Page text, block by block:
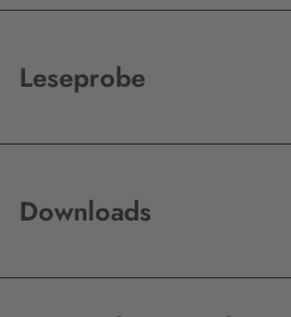
Leseprobe
Downloads